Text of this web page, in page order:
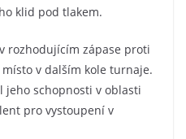
klid pod tlakem.
rozhodujícím zápase proti
v dalším kole turnaje.
jeho schopnosti v oblasti
pro vystoupení v